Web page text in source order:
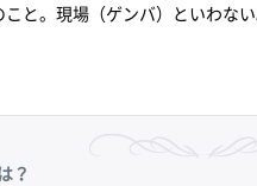
と。現場（ゲンバ）といわない
？